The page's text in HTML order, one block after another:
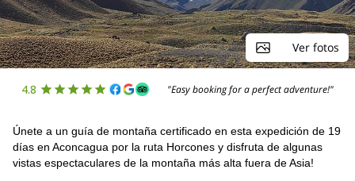
Ver fotos
4.8 "Easy booking for a perfect adventure!"
Únete a un guía de montaña certificado en esta expedición de 19
días en Aconcagua por la ruta Horcones y disfruta de algunas
vistas espectaculares de la montaña más alta fuera de Asia!